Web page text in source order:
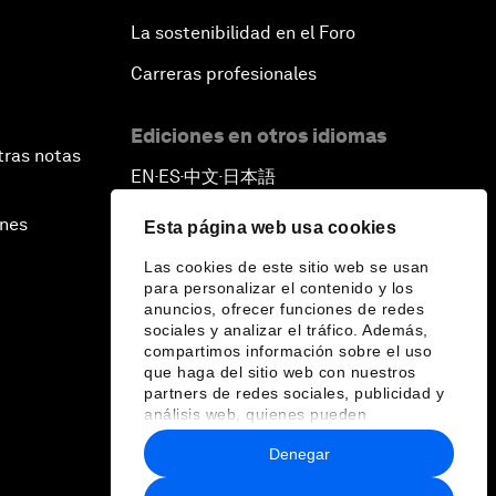
Esta página web usa cookies
Las cookies de este sitio web se usan
para personalizar el contenido y los
anuncios, ofrecer funciones de redes
sociales y analizar el tráfico. Además,
compartimos información sobre el uso
que haga del sitio web con nuestros
partners de redes sociales, publicidad y
análisis web, quienes pueden
combinarla con otra información que les
haya proporcionado o que hayan
recopilado a partir del uso que haya
Denegar
notas
La sostenibilidad en el Foro
Carreras profesionales
Ediciones en otros idiomas
EN ▪ ES▪中文▪ 日本語